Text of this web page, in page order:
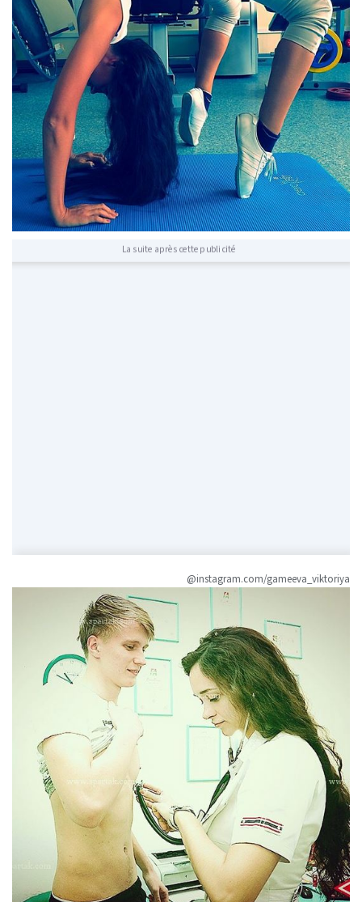
La suite après cette publicité
@instagram.com/gameeva_viktoriya